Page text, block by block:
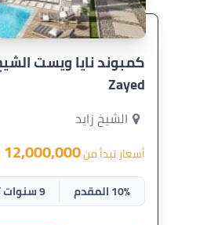
Zayed
الشيخ زايد
أسعار تبدأ من12,000,000 ج.م
10% المقدم 9 سنوات تقسيط